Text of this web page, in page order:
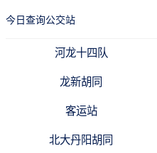
今日查询公交站
河龙十四队
龙新胡同
客运站
北大丹阳胡同